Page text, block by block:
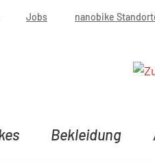
Jobs nanobike
Bekleidung